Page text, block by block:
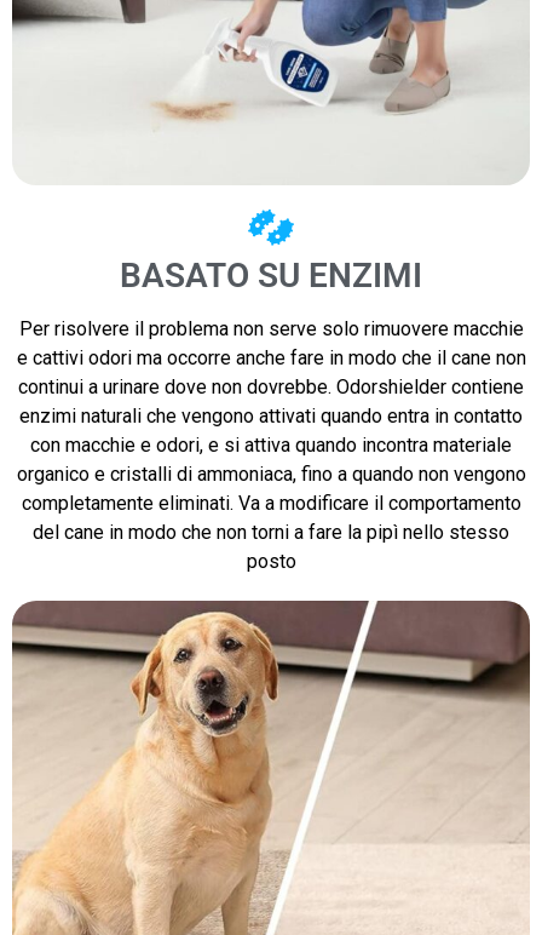
BASATO SU ENZIMI
Per risolvere il problema non serve solo rimuovere macchie
e cattivi odori ma occorre anche fare in modo che il cane non
continui a urinare dove non dovrebbe. Odorshielder contiene
enzimi naturali che vengono attivati quando entra in contatto
con macchie e odori, e si attiva quando incontra materiale
organico e cristalli di ammoniaca, fino a quando non vengono
completamente eliminati. Va a modificare il comportamento
del cane in modo che non torni a fare la pipì nello stesso
posto